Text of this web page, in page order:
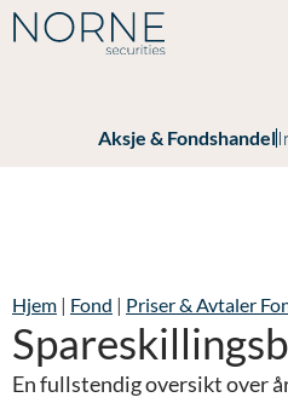
Aksje & Fondshandel
Hjem | Fond | Priser & Avtaler
En fullstendig oversikt over